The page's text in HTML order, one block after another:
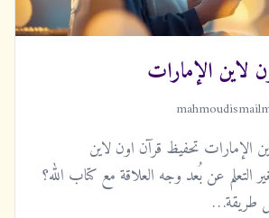
لاين الإمارات
الإمارات تحفيظ قرآن اون لاين
التعلم عن بُعد وجه العلاقة مع كتاب الله؟
طريقة…